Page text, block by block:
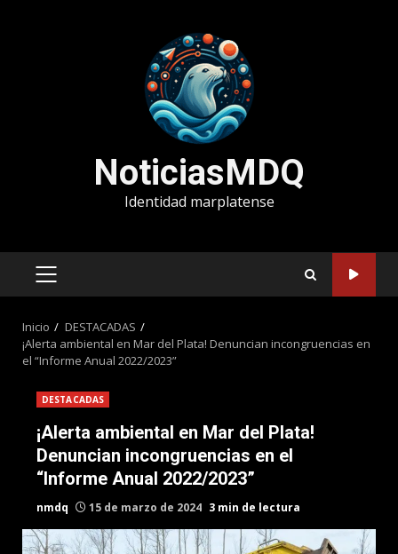
NoticiasMDQ
Identidad marplatense
MENÚ
Inicio
DESTACADAS
¡Alerta ambiental en Mar del Plata! Denuncian incongruencias en
el “Informe Anual 2022/2023”
DESTACADAS
¡Alerta ambiental en Mar del Plata!
Denuncian incongruencias en el
“Informe Anual 2022/2023”
nmdq 15 de marzo de 2024 3 min de lectura